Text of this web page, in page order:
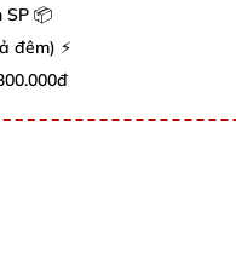
SP 📦
đêm) ⚡